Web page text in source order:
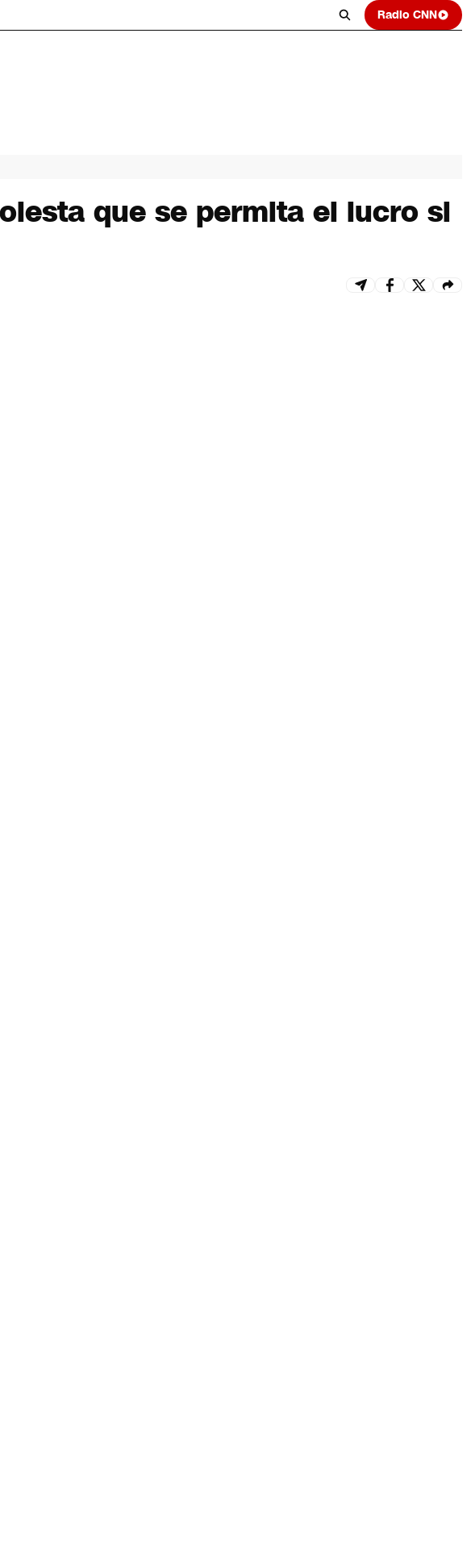
Radio CNN
que se permita el lucro si